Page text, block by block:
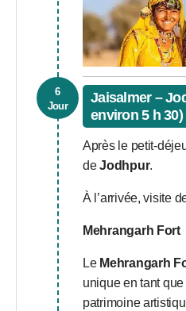
6
Jour
Jaisalmer –
environ 5 h 30)
Après le petit-
deJodhpur.
À l’arrivée, visite
Mehrangarh Fort
Le Mehrangarh
unique en tant
patrimoine